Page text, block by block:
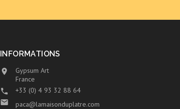
INFORMATIONS

Gypsum Art
France

+33 (0) 4 93 32 88 64

paca@lamaisonduplatre.com